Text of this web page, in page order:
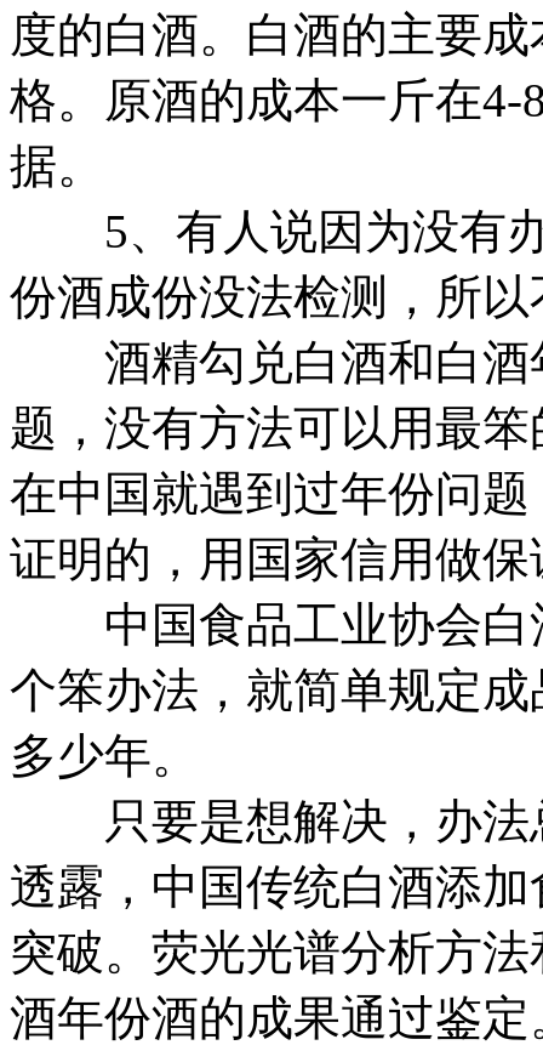
度的白酒。白酒的主要
格。原酒的成本一斤在4-
据。
5、有人说因为没有办
份酒成份没法检测，所
酒精勾兑白酒和白酒
题，没有方法可以用最
在中国就遇到过年份问
证明的，用国家信用做
中国食品工业协会白
个笨办法，就简单规定
多少年。
只要是想解决，办法
透露，中国传统白酒添
突破。荧光光谱分析方
酒年份酒的成果通过鉴定